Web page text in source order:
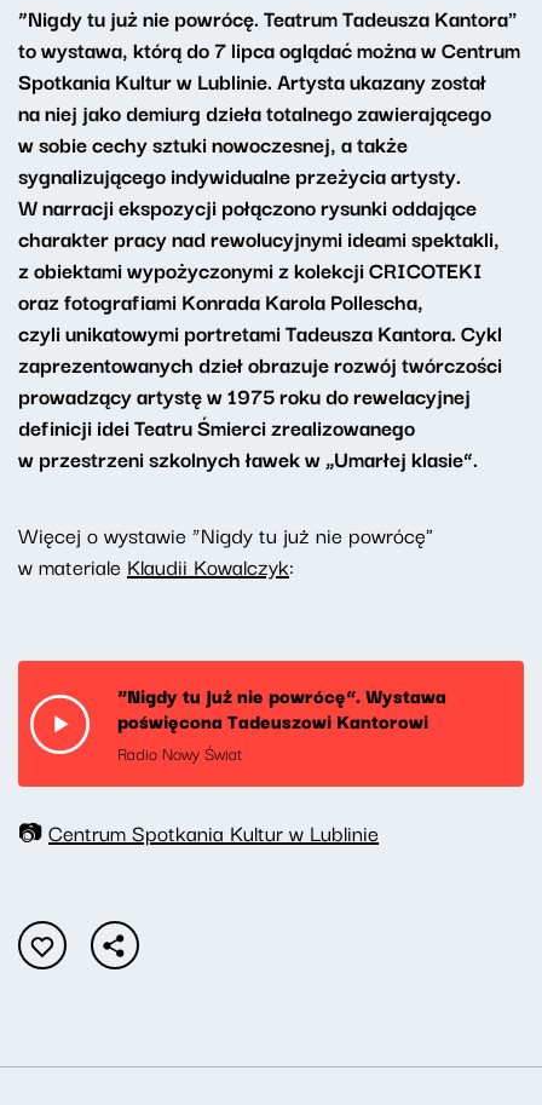
“Nigdy tu już nie powrócę. Teatrum Tadeusza Kantora"
to wystawa, którą do 7 lipca oglądać można w Centrum
Spotkania Kultur w Lublinie. Artysta ukazany został
na niej jako demiurg dzieła totalnego zawierającego
w sobie cechy sztuki nowoczesnej, a także
sygnalizującego indywidualne przeżycia artysty.
W narracji ekspozycji połączono rysunki oddające
charakter pracy nad rewolucyjnymi ideami spektakli,
z obiektami wypożyczonymi z kolekcji CRICOTEKI
oraz fotografiami Konrada Karola Pollescha,
czyli unikatowymi portretami Tadeusza Kantora. Cykl
zaprezentowanych dzieł obrazuje rozwój twórczości
prowadzący artystę w 1975 roku do rewelacyjnej
definicji idei Teatru Śmierci zrealizowanego
w przestrzeni szkolnych ławek w „Umarłej klasie”.
Więcej o wystawie “Nigdy tu już nie powrócę"
w materiale Klaudii Kowalczyk:
“Nigdy tu już nie powrócę”. Wystawa
poświęcona Tadeuszowi Kantorowi
Radio Nowy Świat
📷Centrum Spotkania Kultur w Lublinie